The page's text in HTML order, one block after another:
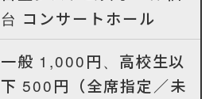
台 コンサートホール
一般 1,000円、高校生以
下 500円（全席指定／未